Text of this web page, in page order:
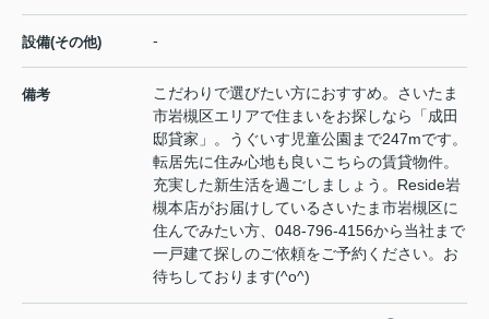
設備(その他) -
備考
こだわりで選びたい方におすすめ。さいたま
市岩槻区エリアで住まいをお探しなら「成田
邸貸家」。うぐいす児童公園まで247mです。
転居先に住み心地も良いこちらの賃貸物件。
充実した新生活を過ごしましょう。Reside岩
槻本店がお届けしているさいたま市岩槻区に
住んでみたい方、048-796-4156から当社まで
一戸建て探しのご依頼をご予約ください。お
待ちしております(^o^)